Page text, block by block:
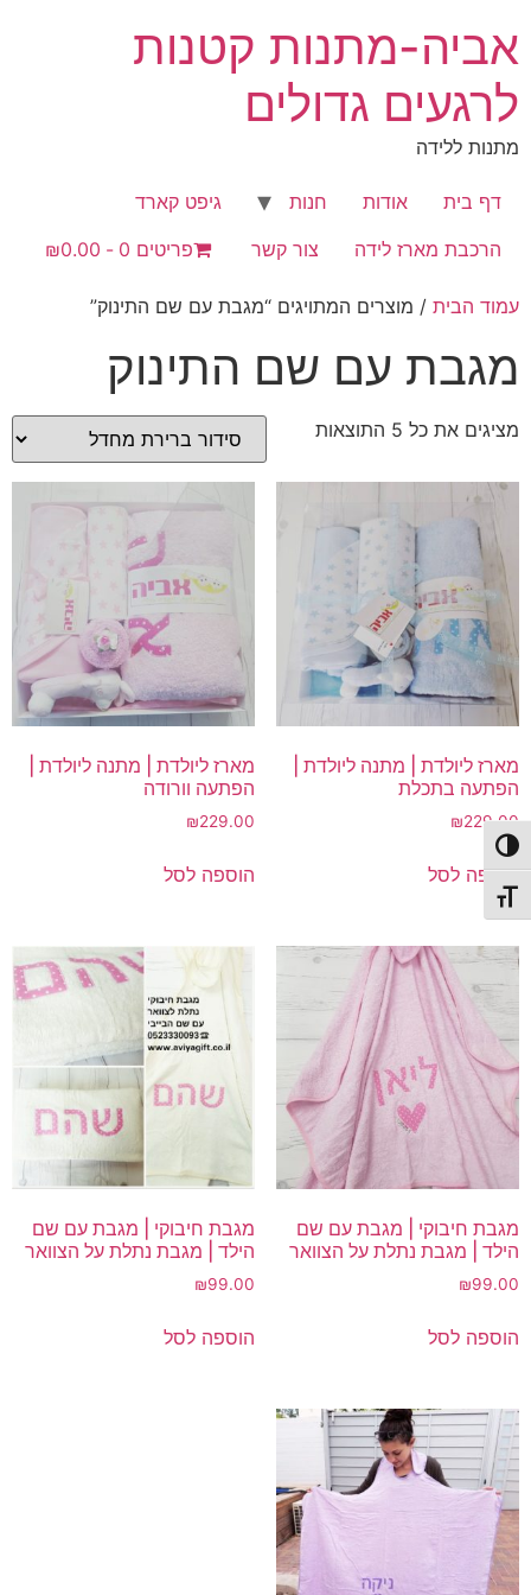
הפעל/כבה ניגודיות גבוהה
מתג גודל גופן
לתוכן
אביה-מתנות קטנות
לרגעים גדולים
מתנות ללידה
דף בית אודות חנות
גיפט קארד
הרכבת מארז לידה
צור קשר פריטים 0 ₪0.00
עמוד הבית / מוצרים המתויגים “מגבת עם שם התינוק”
מגבת עם שם התינוק
מציגים את כל ⁦5⁩ התוצאות
מארז ליולדת | מתנה ליולדת |
הפתעה בתכלת
₪229.00
הוספה לסל
מארז ליולדת | מתנה ליולדת |
הפתעה וורודה
₪229.00
הוספה לסל
מגבת חיבוקי | מגבת עם שם
הילד | מגבת נתלת על הצוואר
₪99.00
הוספה לסל
מגבת חיבוקי | מגבת עם שם
הילד | מגבת נתלת על הצוואר
₪99.00
הוספה לסל